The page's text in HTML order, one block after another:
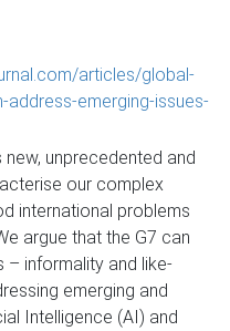
articles/global-
emerging-issues-
unprecedented and
our complex
international problems
argue that the G7 can
informality and like‐
emerging and
Intelligence (AI) and